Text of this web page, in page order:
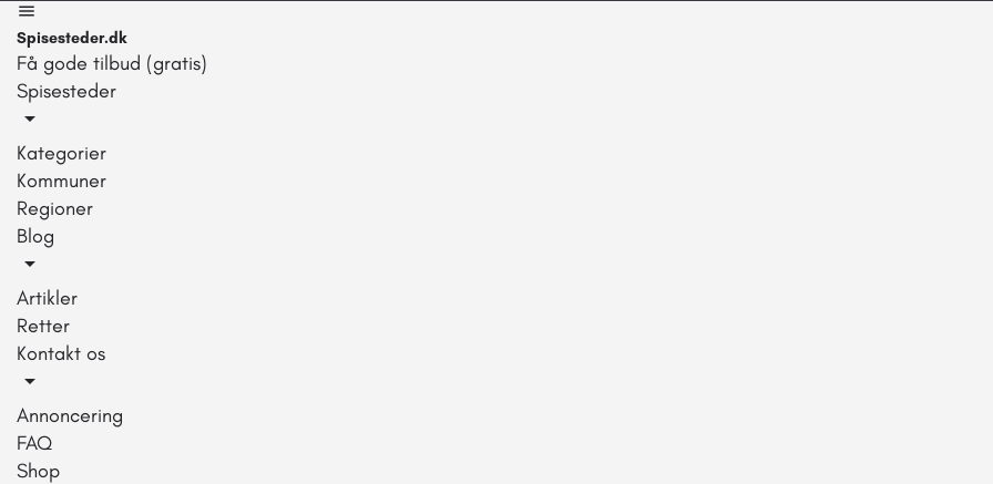
Spisesteder.dk
Få gode tilbud (gratis)
Spisesteder
Kategorier
Kommuner
Regioner
Blog
Artikler
Retter
Kontakt os
Annoncering
FAQ
Shop